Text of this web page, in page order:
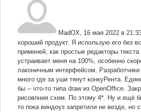
MadOX, 16 мая 2022 в
хороший продукт. Я использую его без
применей, как простые редакторы
устраивает меня на 100%, особенно
лаконичным интерфейсом.
много где за уши тянут конкуРента.
бы -- что-то типа draw из OpenOffice.
рисовпния схем. По этому 4*. Ну и ещё
то пока виндоуз запретили не везде, но